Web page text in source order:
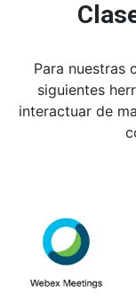
Para nuestras
siguientes
interactuar de